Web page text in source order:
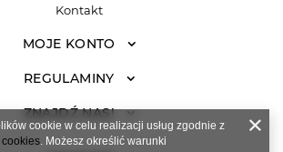
Kontakt
MOJE KONTO
REGULAMINY
ZNAJDŹ NAS!
cookie w celu realizacji usług zgodnie z
cookies. Możesz określić warunki